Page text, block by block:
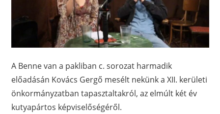
A Benne van a pakliban c. sorozat harmadik
előadásán Kovács Gergő mesélt nekünk a XII. kerületi
önkormányzatban tapasztaltakról, az elmúlt két év
kutyapártos képviselőségéről.